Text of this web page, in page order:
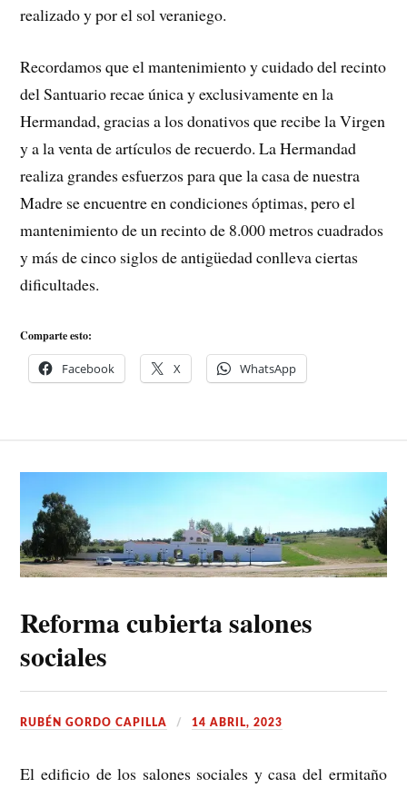
realizado y por el sol veraniego.
Recordamos que el mantenimiento y cuidado del recinto
del Santuario recae única y exclusivamente en la
Hermandad, gracias a los donativos que recibe la Virgen
y a la venta de artículos de recuerdo. La Hermandad
realiza grandes esfuerzos para que la casa de nuestra
Madre se encuentre en condiciones óptimas, pero el
mantenimiento de un recinto de 8.000 metros cuadrados
y más de cinco siglos de antigüedad conlleva ciertas
dificultades.
Comparte esto:
Facebook X WhatsApp
Reforma cubierta salones
sociales
RUBÉN GORDO CAPILLA 14 ABRIL, 2023
El edificio de los salones sociales y casa del ermitaño